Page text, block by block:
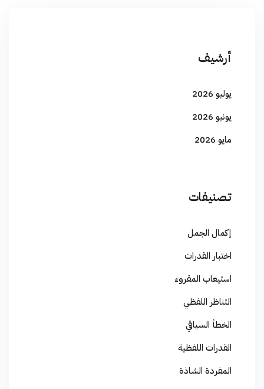
أرشيف
يوليو 2026
يونيو 2026
مايو 2026
تصنيفات
إكمال الجمل
اختبار القدرات
استيعاب المقروء
التناظر اللفظي
الخطأ السياقي
القدرات اللفظية
المفردة الشاذة